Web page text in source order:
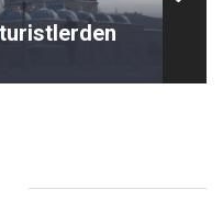
turistlerden